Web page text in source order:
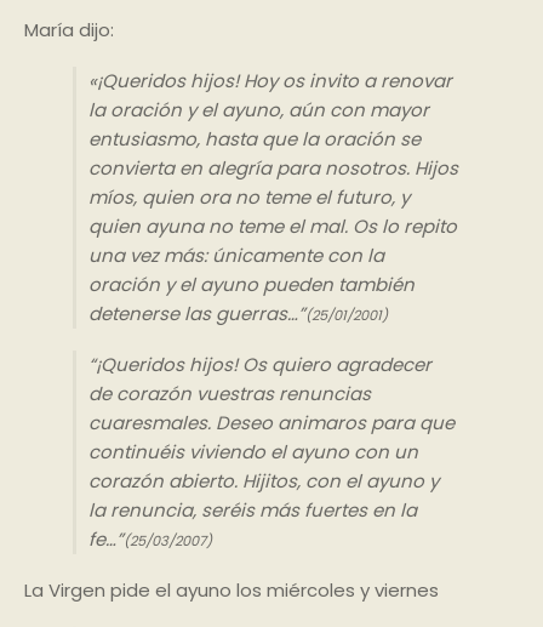
María dijo:
«¡Queridos hijos! Hoy os invito a renovar
la oración y el ayuno, aún con mayor
entusiasmo, hasta que la oración se
convierta en alegría para nosotros. Hijos
míos, quien ora no teme el futuro, y
quien ayuna no teme el mal. Os lo repito
una vez más: únicamente con la
oración y el ayuno pueden también
detenerse las guerras…”(25/01/2001)
“¡Queridos hijos! Os quiero agradecer
de corazón vuestras renuncias
cuaresmales. Deseo animaros para que
continuéis viviendo el ayuno con un
corazón abierto. Hijitos, con el ayuno y
la renuncia, seréis más fuertes en la
fe…”(25/03/2007)
La Virgen pide el ayuno los miércoles y viernes